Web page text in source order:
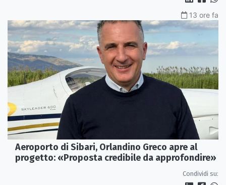
13 ore fa
Aeroporto di Sibari, Orlandino Greco apre al
progetto: «Proposta credibile da approfondire»
Condividi su: